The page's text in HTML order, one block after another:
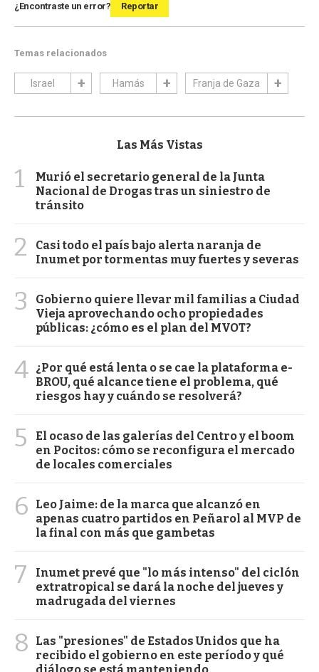
¿Encontraste un error? Reportar
Temas relacionados
Israel Hamás Franja de Gaza
Las Más Vistas
1
Murió el secretario general de la Junta
Nacional de Drogas tras un siniestro de
tránsito
2
Casi todo el país bajo alerta naranja de
Inumet por tormentas muy fuertes y severas
3
Gobierno quiere llevar mil familias a Ciudad
Vieja aprovechando ocho propiedades
públicas: ¿cómo es el plan del MVOT?
4 ¿Por qué está lenta o se cae la plataforma e-
BROU, qué alcance tiene el problema, qué
riesgos hay y cuándo se resolverá?
5
El ocaso de las galerías del Centro y el boom
en Pocitos: cómo se reconfigura el mercado
de locales comerciales
6
Leo Jaime: de la marca que alcanzó en
apenas cuatro partidos en Peñarol al MVP de
la final con más que gambetas
7
Inumet prevé que "lo más intenso" del ciclón
extratropical se dará la noche del jueves y
madrugada del viernes
8
Las "presiones" de Estados Unidos que ha
recibido el gobierno en este período y qué